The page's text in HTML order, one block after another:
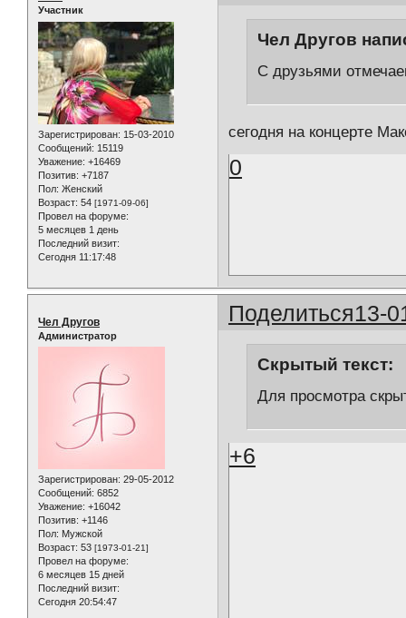
Участник
Зарегистрирован: 15-03-2010
Сообщений: 15119
Уважение: +16469
Позитив: +7187
Пол: Женский
Возраст: 54 [1971-09-06]
Провел на форуме:
5 месяцев 1 день
Последний визит:
Сегодня 11:17:48
Чел Другов
С друзьями
сегодня на концерте
0
Поделиться13-
Чел Другов
Администратор
Зарегистрирован: 29-05-2012
Сообщений: 6852
Уважение: +16042
Позитив: +1146
Пол: Мужской
Возраст: 53 [1973-01-21]
Провел на форуме:
6 месяцев 15 дней
Последний визит:
Сегодня 20:54:47
Скрытый текст:
Для просмотра
+6